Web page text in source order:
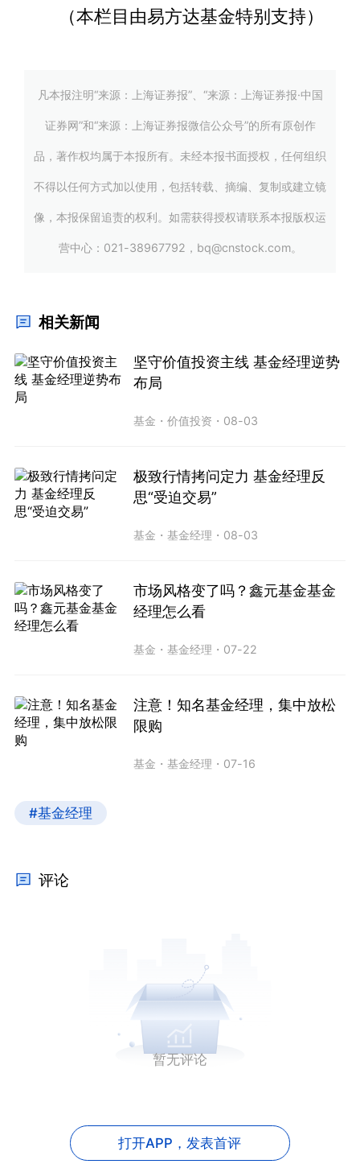
（本栏目由易方达基金特别支持）
凡本报注明“来源：上海证券报”、“来源：上海证券报·中国
证券网”和“来源：上海证券报微信公众号”的所有原创作
品，著作权均属于本报所有。未经本报书面授权，任何组织
不得以任何方式加以使用，包括转载、摘编、复制或建立镜
像，本报保留追责的权利。如需获得授权请联系本报版权运
营中心：021-38967792，bq@cnstock.com。
相关新闻
坚守价值投资主线 基金经理逆势
布局
基金 ・价值投资 ・ 08-03
极致行情拷问定力 基金经理反
思“受迫交易”
基金 ・基金经理 ・ 08-03
市场风格变了吗？鑫元基金基金
经理怎么看
基金 ・基金经理 ・ 07-22
注意！知名基金经理，集中放松
限购
基金 ・基金经理 ・ 07-16
#基金经理
评论
暂无评论
打开APP， 发表首评